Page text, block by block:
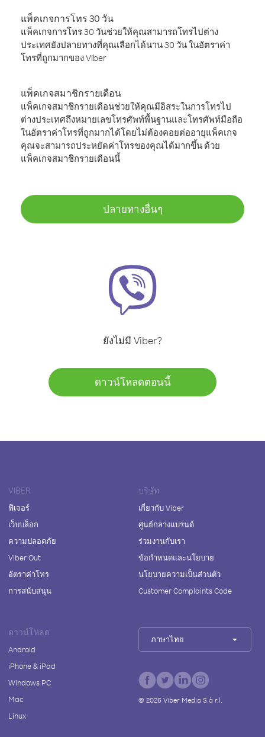
แพ็คเกจการโทร 30 วัน
แพ็คเกจการโทร 30 วันช่วยให้คุณสามารถโทรไปต่าง
ประเทศยังปลายทางที่คุณเลือกได้นาน 30 วัน ในอัตราค่า
โทรที่ถูกมากของ Viber
แพ็คเกจสมาชิกรายเดือน
แพ็คเกจสมาชิกรายเดือนช่วยให้คุณมีอิสระในการโทรไป
ต่างประเทศถึงหมายเลขโทรศัพท์พื้นฐานและโทรศัพท์มือถือ
ในอัตราค่าโทรที่ถูกมากได้โดยไม่ต้องคอยต่ออายุแพ็คเกจ
คุณจะสามารถประหยัดค่าโทรของคุณได้มากขึ้น ด้วย
แพ็คเกจสมาชิกรายเดือนนี้
ปลายทางอื่นๆ
ยังไม่มี Viber?
ดาวน์โหลดตอนนี้
VIBER
ฟีเจอร์
เว็บบล็อก
ความปลอดภัย
Viber Out
อัตราค่าโทร
การสนับสนุน
บริษัท
เกี่ยวกับ Viber
ศูนย์กลางแบรนด์
ร่วมงานกับเรา
ข้อกำหนดและนโยบาย
นโยบายความเป็นส่วนตัว
Customer Complaints Code
ดาวน์โหลด
Android
iPhone & iPad
Windows PC
Mac
Linux
ภาษาไทย
© 2026Viber Media S.à r.l.